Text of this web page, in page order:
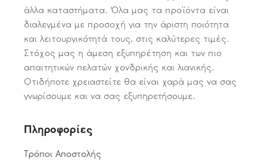
άλλα καταστήματα. Όλα μας τα προϊόντα είναι
διαλεγμένα με προσοχή για την άριστη ποιότητα
και λειτουργικότητά τους, στις καλύτερες τιμές.
Στόχος μας η άμεση εξυπηρέτηση και των πιο
απαιτητικών πελατών χονδρικής και λιανικής.
Οτιδήποτε χρειαστείτε θα είναι χαρά μας να σας
γνωρίσουμε και να σας εξυπηρετήσουμε.
Πληροφορίες
Τρόποι Αποστολής